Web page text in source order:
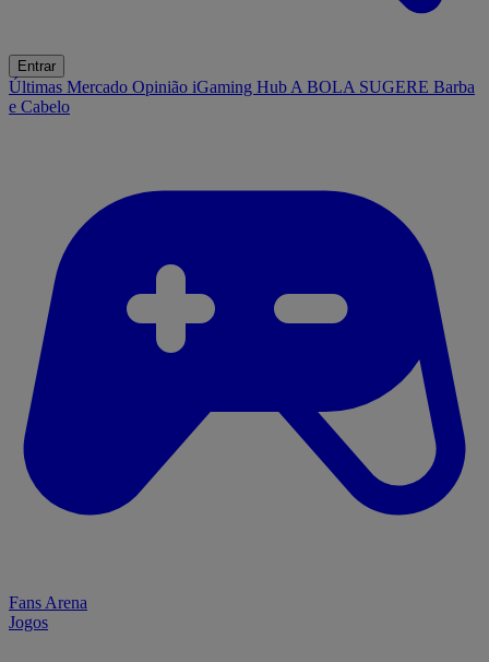
Entrar
Últimas Mercado Opinião iGaming Hub A BOLA SUGERE Barba
e Cabelo
Fans Arena
Jogos